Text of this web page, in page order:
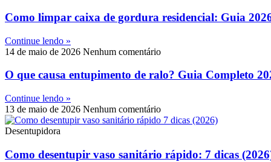
Como limpar caixa de gordura residencial: Guia
Continue lendo »
14 de maio de 2026 Nenhum comentário
O que causa entupimento de ralo? Guia Completo
Continue lendo »
13 de maio de 2026 Nenhum comentário
Desentupidora
Como desentupir vaso sanitário rápido: 7 dicas